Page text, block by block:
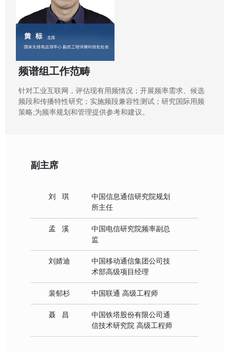
频谱组工作范畴
针对工业互联网，评估现有用频情况；开展频率需求、候选
频段和传播特性研究；实施频段兼容性测试；研究国际用频
策略;为频率规划和管理提供参考和建议。
副主席
刘 琪
中国信息通信研究院规划
所主任
孟 溪
中国电信研究院频率副总
监
刘婧迪
中国移动通信集团公司技
术部高级项目经理
裴郁杉 中国联通 高级工程师
聂 昌
中国铁塔股份有限公司通
信技术研究院 高级工程师